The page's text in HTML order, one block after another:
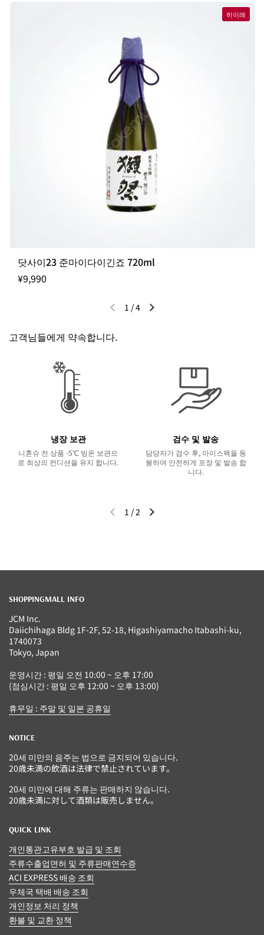
닷사이23 준마이다이긴죠 720ml
¥9,990
히이레
이전 슬라이드다음 슬라이드
1 /4
고객님들에게 약속합니다.
냉장 보관
니혼슈 전 상품 -5℃ 빙온 보관으
로 최상의 컨디션을 유지 합니다.
검수 및 발송
담당자가 검수 후, 아이스팩을 동
봉하여 안전하게 포장 및 발송 합
니다.
이전 슬라이드다음 슬라이드
1 /2
SHOPPINGMALL INFO
JCM Inc.
Daiichihaga Bldg 1F-2F, 52-18, Higashiyamacho Itabashi-ku,
1740073
Tokyo, Japan
운영시간 : 평일 오전 10:00 ~ 오후 17:00
(점심시간 : 평일 오후 12:00 ~ 오후 13:00)
휴무일 : 주말 및 일본 공휴일
NOTICE
20세 미만의 음주는 법으로 금지되어 있습니다.
20歳未満の飲酒は法律で禁止されています。
20세 미만에 대해 주류는 판매하지 않습니다.
20歳未満に対して酒類は販売しません。
QUICK LINK
개인통관고유부호 발급 및 조회
주류수출업면허 및 주류판매연수증
ACI EXPRESS 배송 조회
우체국 택배 배송 조회
개인정보 처리 정책
환불 및 교환 정책